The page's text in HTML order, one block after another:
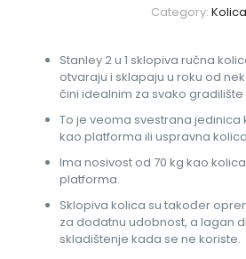
Category: Kolica
Stanley 2 u 1 sklopiva ručna
otvaraju i sklapaju u roku od
čini idealnim za svako gradilište
To je veoma svestrana jedinica
kao platforma ili uspravna
Ima nosivost od 70 kg kao kolica
platforma.
Sklopiva kolica su također
za dodatnu udobnost, a lagan
skladištenje kada se ne koriste.